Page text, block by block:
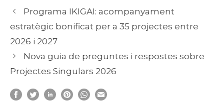
Programa IKIGAI: acompanyament
estratègic bonificat per a 35 projectes entre
2026 i 2027
Nova guia de preguntes i respostes sobre
Projectes Singulars 2026